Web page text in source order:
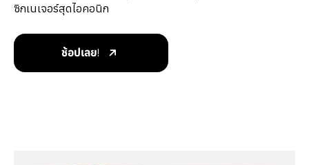
ซิกเนเจอร์สุดไอคอนิก
ช้อปเลย!